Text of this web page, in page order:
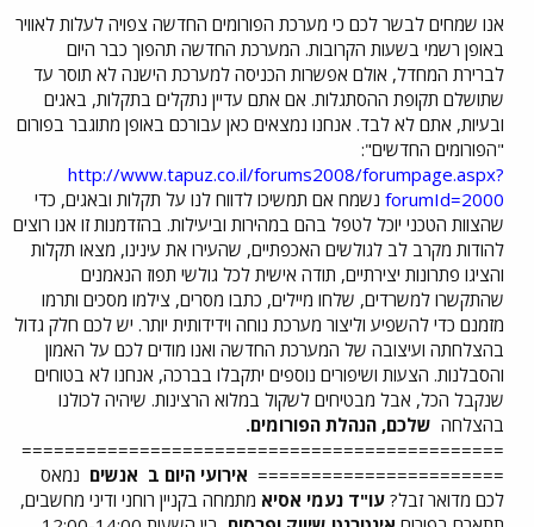
ך
אנו שמחים לבשר לכם כי מערכת הפורומים החדשה צפויה לעלות לאוויר
באופן רשמי בשעות הקרובות. המערכת החדשה תהפוך כבר היום
לברירת המחדל, אולם אפשרות הכניסה למערכת הישנה לא תוסר עד
שתושלם תקופת ההסתגלות. אם אתם עדיין נתקלים בתקלות, באגים
ובעיות, אתם לא לבד. אנחנו נמצאים כאן עבורכם באופן מתוגבר בפורום
"הפורומים החדשים":
http://www.tapuz.co.il/forums2008/forumpage.aspx?
forumId=2000 נשמח אם תמשיכו לדווח לנו על תקלות ובאגים, כדי
שהצוות הטכני יוכל לטפל בהם במהירות וביעילות. בהזדמנות זו אנו רוצים
להודות מקרב לב לגולשים האכפתיים, שהעירו את עינינו, מצאו תקלות
והציגו פתרונות יצירתיים, תודה אישית לכל גולשי תפוז הנאמנים
שהתקשרו למשרדים, שלחו מיילים, כתבו מסרים, צילמו מסכים ותרמו
מזמנם כדי להשפיע וליצור מערכת נוחה וידידותית יותר. יש לכם חלק גדול
בהצלחתה ועיצובה של המערכת החדשה ואנו מודים לכם על האמון
והסבלנות. הצעות ושיפורים נוספים יתקבלו בברכה, אנחנו לא בטוחים
שנקבל הכל, אבל מבטיחים לשקול במלוא הרצינות. שיהיה לכולנו
בהצלחה שלכם, הנהלת הפורומים.
=============================================
======================= אירועי היום ב אנשים נמאס
לכם מדואר זבל? עו"ד נעמי אסיא מתמחה בקניין רוחני ודיני מחשבים,